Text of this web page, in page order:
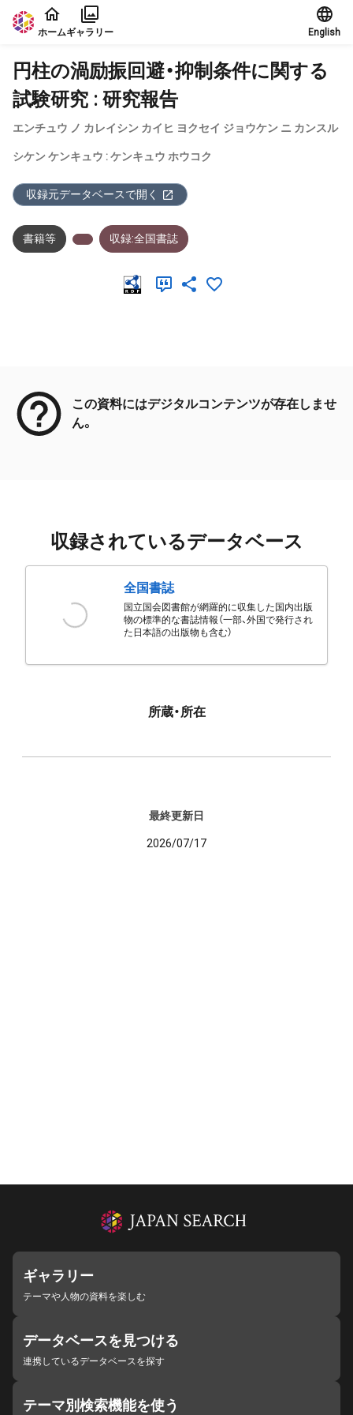
本文に飛ぶ
ホームギャラリー English
円柱の渦励振回避・抑制条件に関する
試験研究 : 研究報告
エンチュウ ノ カレイシン カイヒ ヨクセイ ジョウケン ニ カンスル
シケン ケンキュウ : ケンキュウ ホウコク
収録元データベースで開く
書籍等 収録:全国書誌
この資料にはデジタルコンテンツが存在しませ
ん。
収録されているデータベース
全国書誌
国立国会図書館が網羅的に収集した国内出版
物の標準的な書誌情報（一部、外国で発行され
た日本語の出版物も含む）
所蔵・所在
最終更新日
2026/07/17
ギャラリー
テーマや人物の資料を楽しむ
データベースを見つける
連携しているデータベースを探す
テーマ別検索機能を使う